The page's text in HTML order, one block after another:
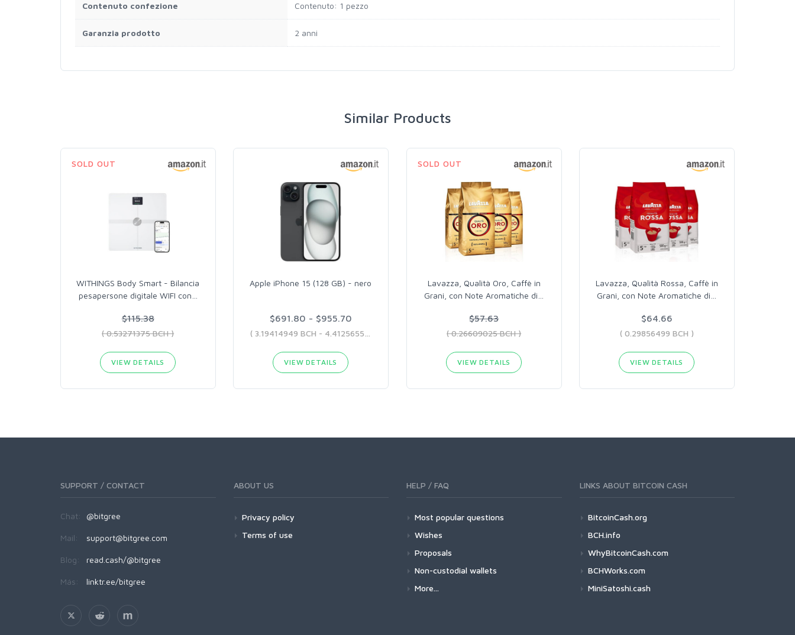
Contenuto confezione Contenuto: 1 pezzo
Garanzia prodotto 2 anni
Similar Products
SOLD OUT
WITHINGS Body Smart - Bilancia
pesapersone digitale WIFI con
$115.38
( 0.53271375 BCH )
VIEW DETAILS
Apple iPhone 15 (128 GB) - nero
$691.80 - $955.70
VIEW DETAILS
SOLD OUT
Lavazza, Qualità Oro, Caffè in
Grani, con Note Aromatiche di
$57.63
( 0.26609025 BCH )
VIEW DETAILS
Lavazza, Qualità Rossa, Caffè in
Grani, con Note Aromatiche di
$64.66
( 0.29856499 BCH )
VIEW DETAILS
SUPPORT / CONTACT
Chat: @bitgree
Mail: support@bitgree.com
Blog: read.cash/@bitgree
Más: linktr.ee/bitgree
ABOUT US
Privacy policy
Terms of use
HELP / FAQ
Most popular questions
Wishes
Proposals
Non-custodial wallets
More...
LINKS ABOUT BITCOIN CASH
BitcoinCash.org
BCH.info
WhyBitcoinCash.com
BCHWorks.com
MiniSatoshi.cash